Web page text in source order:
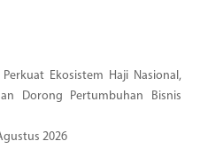
Ekosistem Haji Nasional,
Dorong Pertumbuhan Bisnis
2026